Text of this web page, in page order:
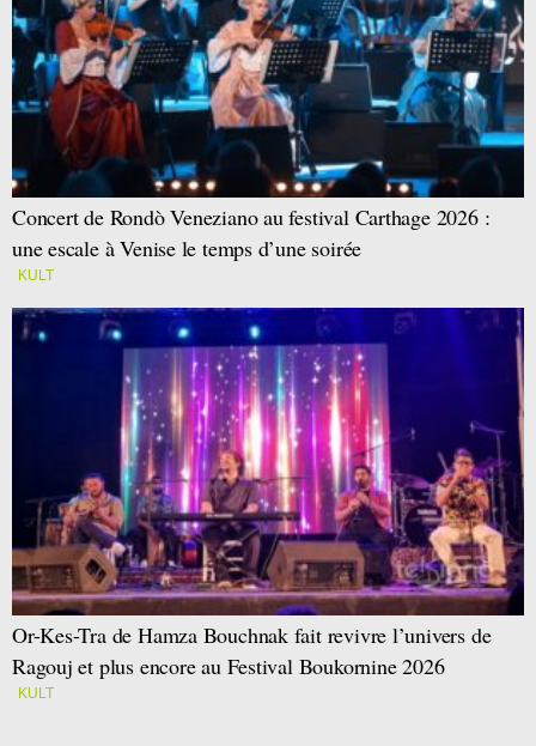
Concert de Rondò Veneziano au festival Carthage 2026 :
une escale à Venise le temps d’une soirée
KULT
Or-Kes-Tra de Hamza Bouchnak fait revivre l’univers de
Ragouj et plus encore au Festival Boukornine 2026
KULT